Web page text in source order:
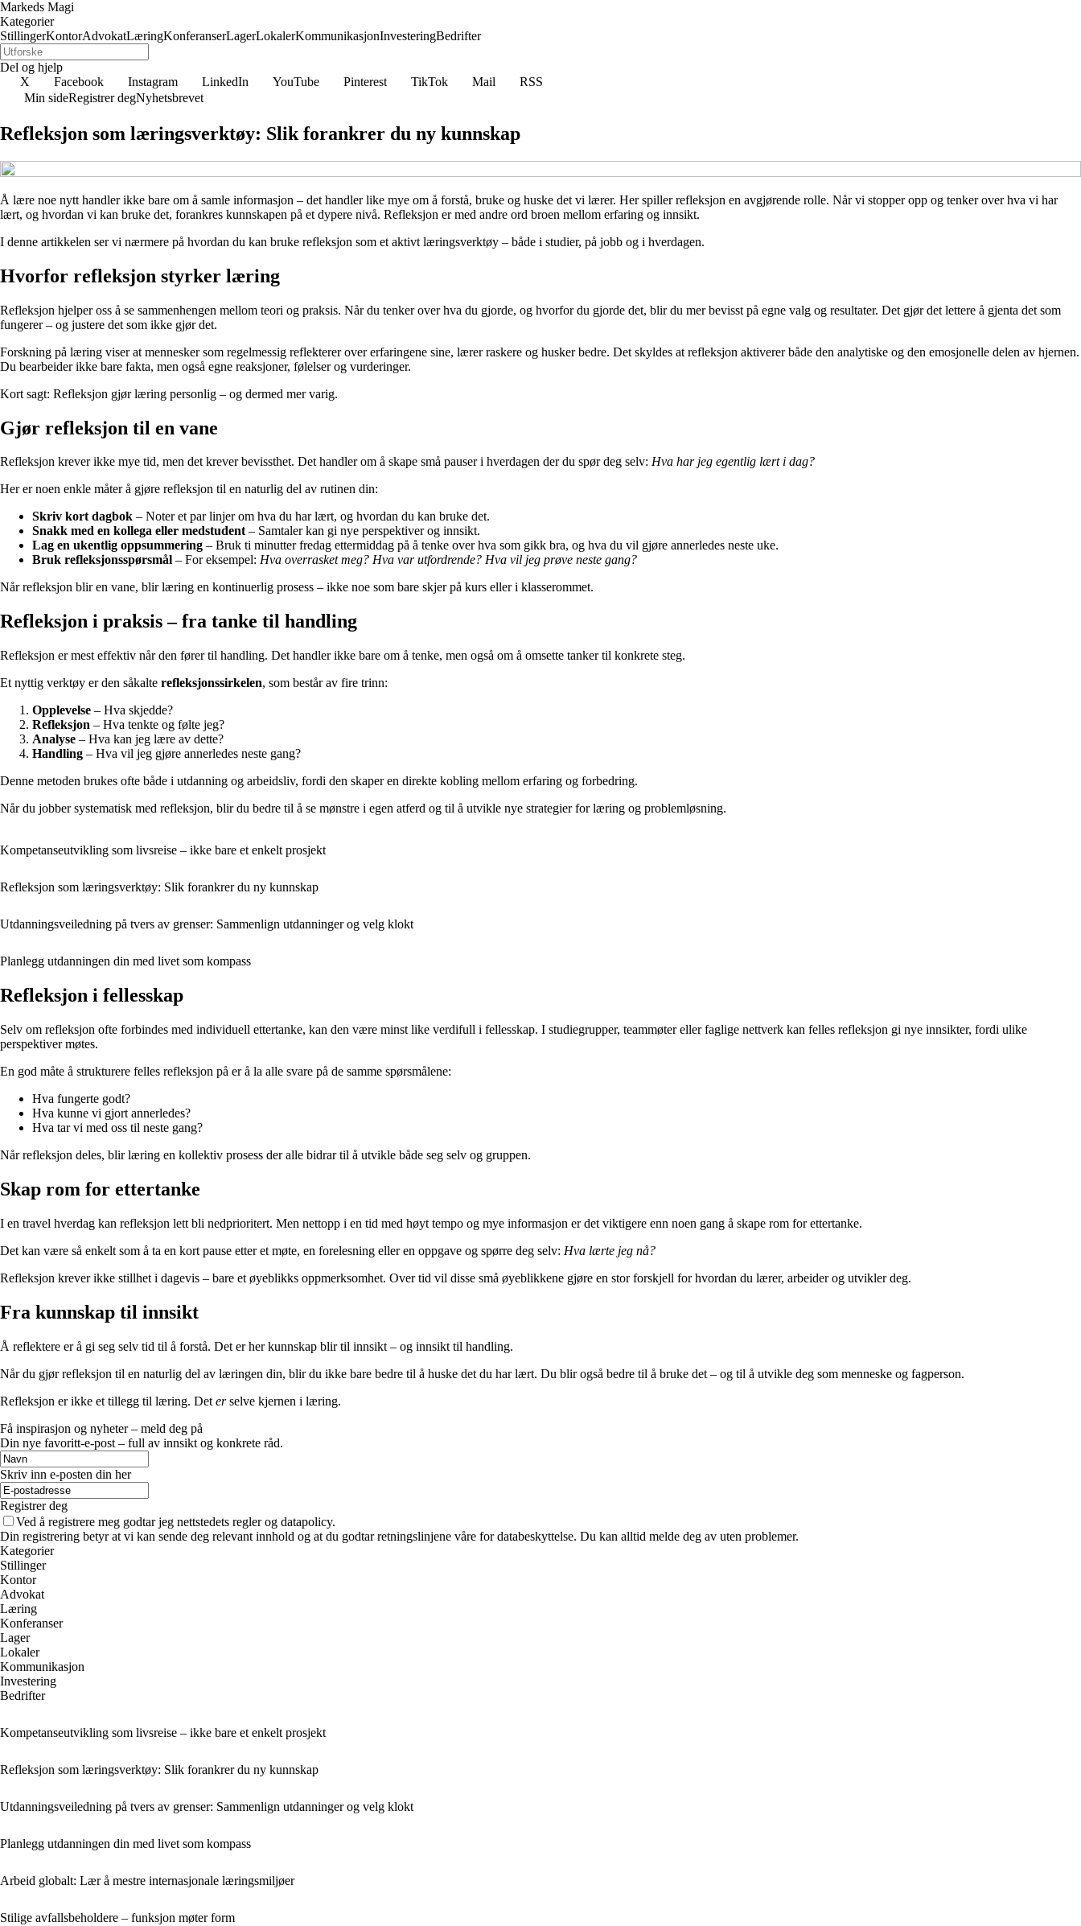
Markeds Magi
Kategorier
StillingerKontorAdvokatLæringKonferanserLagerLokalerKommunikasjonInvesteringBedrifter
Del og hjelp
X
Facebook Instagram LinkedIn YouTube Pinterest TikTok Mail
RSS
Min sideRegistrer degNyhetsbrevet
Refleksjon som læringsverktøy: Slik forankrer du ny kunnskap
Å lære noe nytt handler ikke bare om å samle informasjon – det handler like mye om å forstå, bruke og huske det vi lærer. Her spiller refleksjon en avgjørende rolle. Når vi stopper opp og tenker over hva vi har
lært, og hvordan vi kan bruke det, forankres kunnskapen på et dypere nivå. Refleksjon er med andre ord broen mellom erfaring og innsikt.
I denne artikkelen ser vi nærmere på hvordan du kan bruke refleksjon som et aktivt læringsverktøy – både i studier, på jobb og i hverdagen.
Hvorfor refleksjon styrker læring
Refleksjon hjelper oss å se sammenhengen mellom teori og praksis. Når du tenker over hva du gjorde, og hvorfor du gjorde det, blir du mer bevisst på egne valg og resultater. Det gjør det lettere å gjenta det som
fungerer – og justere det som ikke gjør det.
Forskning på læring viser at mennesker som regelmessig reflekterer over erfaringene sine, lærer raskere og husker bedre. Det skyldes at refleksjon aktiverer både den analytiske og den emosjonelle delen av hjernen.
Du bearbeider ikke bare fakta, men også egne reaksjoner, følelser og vurderinger.
Kort sagt: Refleksjon gjør læring personlig – og dermed mer varig.
Gjør refleksjon til en vane
Refleksjon krever ikke mye tid, men det krever bevissthet. Det handler om å skape små pauser i hverdagen der du spør deg selv: Hva har jeg egentlig lært i dag?
Her er noen enkle måter å gjøre refleksjon til en naturlig del av rutinen din:
Skriv kort dagbok – Noter et par linjer om hva du har lært, og hvordan du kan bruke det.
Snakk med en kollega eller medstudent– Samtaler kan gi nye perspektiver og innsikt.
Lag en ukentlig oppsummering – Bruk ti minutter fredag ettermiddag på å tenke over hva som gikk bra, og hva du vil gjøre annerledes neste uke.
Bruk refleksjonsspørsmål – For eksempel: Hva overrasket meg? Hva var utfordrende? Hva vil jeg prøve neste gang?
Når refleksjon blir en vane, blir læring en kontinuerlig prosess – ikke noe som bare skjer på kurs eller i klasserommet.
Refleksjon i praksis – fra tanke til handling
Refleksjon er mest effektiv når den fører til handling. Det handler ikke bare om å tenke, men også om å omsette tanker til konkrete steg.
Et nyttig verktøy er den såkalte refleksjonssirkelen, som består av fire trinn:
Opplevelse – Hva skjedde?
Refleksjon – Hva tenkte og følte jeg?
Analyse – Hva kan jeg lære av dette?
Handling – Hva vil jeg gjøre annerledes neste gang?
Denne metoden brukes ofte både i utdanning og arbeidsliv, fordi den skaper en direkte kobling mellom erfaring og forbedring.
Når du jobber systematisk med refleksjon, blir du bedre til å se mønstre i egen atferd og til å utvikle nye strategier for læring og problemløsning.
Kompetanseutvikling som livsreise – ikke bare et enkelt prosjekt
Refleksjon som læringsverktøy: Slik forankrer du ny kunnskap
Utdanningsveiledning på tvers av grenser: Sammenlign utdanninger og velg klokt
Planlegg utdanningen din med livet som kompass
Refleksjon i fellesskap
Selv om refleksjon ofte forbindes med individuell ettertanke, kan den være minst like verdifull i fellesskap. I studiegrupper, teammøter eller faglige nettverk kan felles refleksjon gi nye innsikter, fordi ulike
perspektiver møtes.
En god måte å strukturere felles refleksjon på er å la alle svare på de samme spørsmålene:
Hva fungerte godt?
Hva kunne vi gjort annerledes?
Hva tar vi med oss til neste gang?
Når refleksjon deles, blir læring en kollektiv prosess der alle bidrar til å utvikle både seg selv og gruppen.
Skap rom for ettertanke
I en travel hverdag kan refleksjon lett bli nedprioritert. Men nettopp i en tid med høyt tempo og mye informasjon er det viktigere enn noen gang å skape rom for ettertanke.
Det kan være så enkelt som å ta en kort pause etter et møte, en forelesning eller en oppgave og spørre deg selv: Hva lærte jeg nå?
Refleksjon krever ikke stillhet i dagevis – bare et øyeblikks oppmerksomhet. Over tid vil disse små øyeblikkene gjøre en stor forskjell for hvordan du lærer, arbeider og utvikler deg.
Fra kunnskap til innsikt
Å reflektere er å gi seg selv tid til å forstå. Det er her kunnskap blir til innsikt – og innsikt til handling.
Når du gjør refleksjon til en naturlig del av læringen din, blir du ikke bare bedre til å huske det du har lært. Du blir også bedre til å bruke det – og til å utvikle deg som menneske og fagperson.
Refleksjon er ikke et tillegg til læring. Det erselve kjernen i læring.
Få inspirasjon og nyheter – meld deg på
Din nye favoritt-e-post – full av innsikt og konkrete råd.
Skriv inn e-posten din her
Registrer deg
Ved å registrere meg godtar jeg nettstedets regler og datapolicy.
Din registrering betyr at vi kan sende deg relevant innhold og at du godtar retningslinjene våre for databeskyttelse. Du kan alltid melde deg av uten problemer.
Kategorier
Stillinger
Kontor
Advokat
Læring
Konferanser
Lager
Lokaler
Kommunikasjon
Investering
Bedrifter
Kompetanseutvikling som livsreise – ikke bare et enkelt prosjekt
Refleksjon som læringsverktøy: Slik forankrer du ny kunnskap
Utdanningsveiledning på tvers av grenser: Sammenlign utdanninger og velg klokt
Planlegg utdanningen din med livet som kompass
Arbeid globalt: Lær å mestre internasjonale læringsmiljøer
Stilige avfallsbeholdere – funksjon møter form